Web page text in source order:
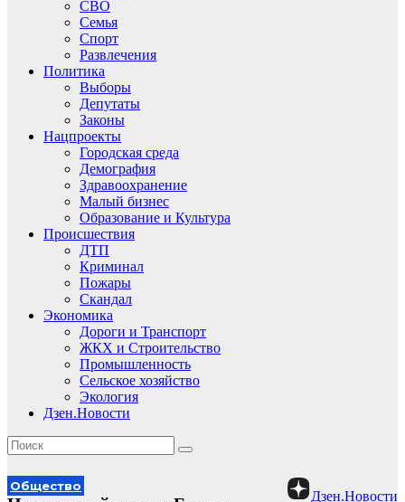
СВО
Семья
Спорт
Развлечения
Политика
Выборы
Депутаты
Законы
Нацпроекты
Городская среда
Демография
Здравоохранение
Малый бизнес
Образование и Культура
Происшествия
ДТП
Криминал
Пожары
Скандал
Экономика
Дороги и Транспорт
ЖКХ и Строительство
Промышленность
Сельское хозяйство
Экология
Дзен.Новости
Дзен.Новости
Общество